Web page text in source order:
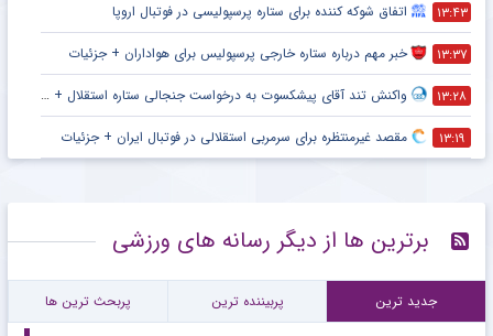
۱۳:۴۳ اتفاق شوکه کننده برای ستاره پرسپولیسی در فوتبال اروپا
۱۳:۳۷ خبر مهم درباره ستاره خارجی پرسپولیس برای هواداران + جزئیات
۱۳:۲۸ واکنش تند آقای پیشکسوت به درخواست جنجالی ستاره استقلال + جزئیات
۱۳:۱۹ مقصد غیرمنتظره برای سرمربی استقلالی در فوتبال ایران + جزئیات
برترین ها از دیگر رسانه های ورزشی
جدید ترین پربیننده ترین پربحث ترین ها